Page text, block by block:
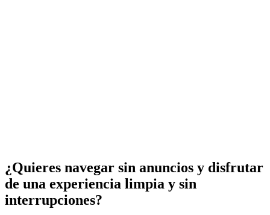
¿Quieres navegar sin anuncios y disfrutar
de una experiencia limpia y sin
interrupciones?